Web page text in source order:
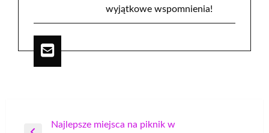
wyjątkowe wspomnienia!
Nawigacja
Najlepsze miejsca na piknik w